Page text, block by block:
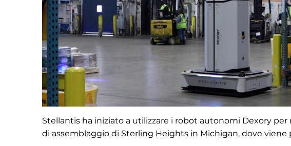
Stellantis ha iniziato a utilizzare i robot autonomi Dexory
di assemblaggio di Sterling Heights in Michigan, dove viene